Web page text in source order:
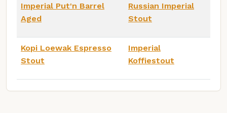
Imperial Put'n Barrel
Aged
Russian Imperial
Stout
Kopi Loewak Espresso
Stout
Imperial
Koffiestout